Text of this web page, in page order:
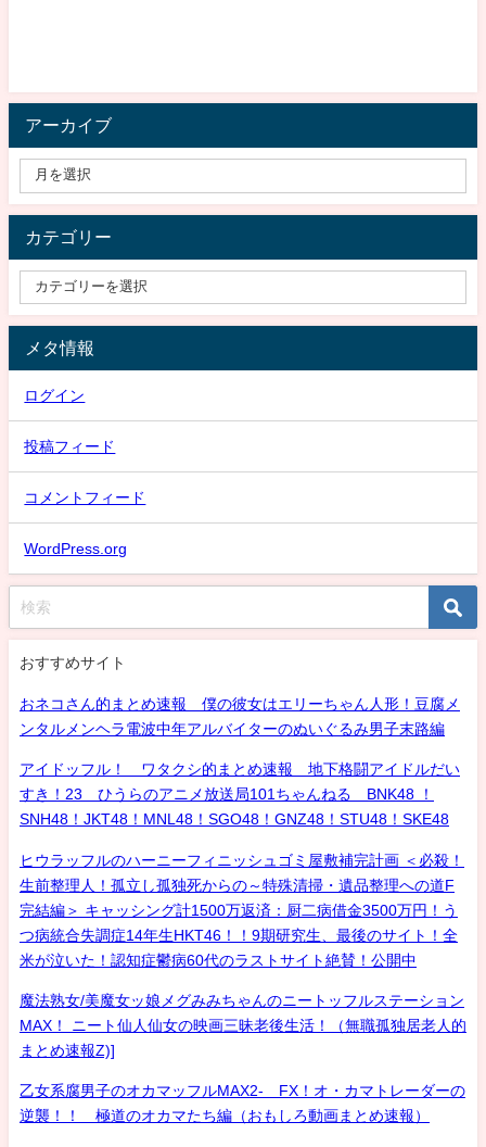
アーカイブ
カテゴリー
メタ情報
ログイン
投稿フィード
コメントフィード
WordPress.org
おすすめサイト
おネコさん的まとめ速報 僕の彼女はエリーちゃん人形！豆腐メ
ンタルメンヘラ電波中年アルバイターのぬいぐるみ男子末路編
アイドッフル！ ワタクシ的まとめ速報 地下格闘アイドルだい
すき！23 ひうらのアニメ放送局101ちゃんねる BNK48 ！
SNH48！JKT48！MNL48！SGO48！GNZ48！STU48！SKE48
ヒウラッフルのハーニーフィニッシュゴミ屋敷補完計画 ＜必殺！
生前整理人！孤立し孤独死からの～特殊清掃・遺品整理への道F
完結編＞ キャッシング計1500万返済：厨二病借金3500万円！う
つ病統合失調症14年生HKT46！！9期研究生、最後のサイト！全
米が泣いた！認知症鬱病60代のラストサイト絶賛！公開中
魔法熟女/美魔女ッ娘メグみみちゃんのニートッフルステーション
MAX！ ニート仙人仙女の映画三昧老後生活！（無職孤独居老人的
まとめ速報Z)]
乙女系腐男子のオカマッフルMAX2- FX！オ・カマトレーダーの
逆襲！！ 極道のオカマたち編（おもしろ動画まとめ速報）